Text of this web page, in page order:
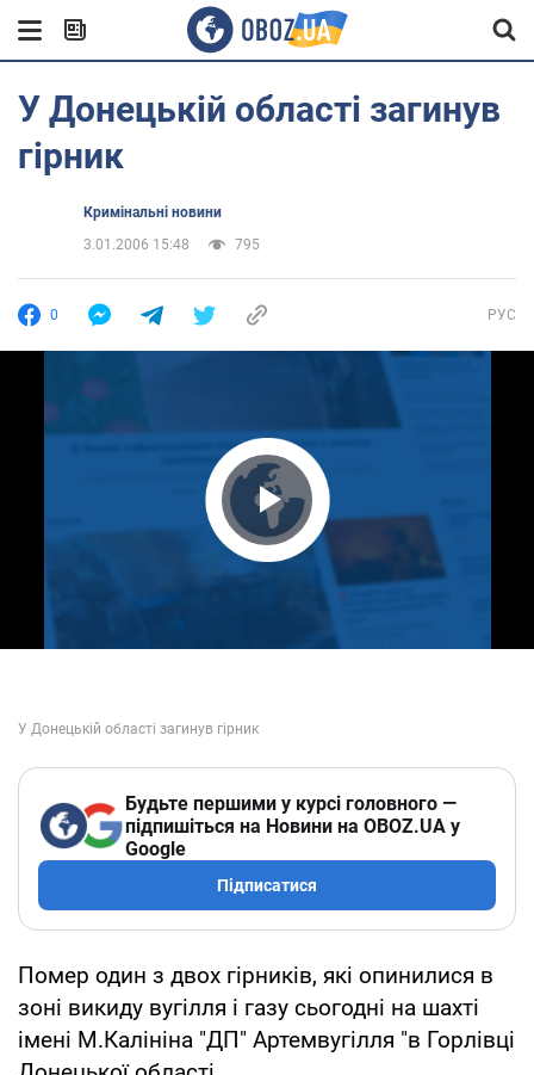
У Донецькій області загинув
гірник
Кримінальні новини
3.01.2006 15:48
795
0 РУС
Play Video
Будьте першими у курсі головного —
підпишіться на Новини на OBOZ.UA у
Google
Підписатися
Помер один з двох гірників, які опинилися в
зоні викиду вугілля і газу сьогодні на шахті
імені М.Калініна "ДП" Артемвугілля "в Горлівці